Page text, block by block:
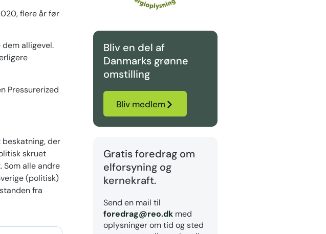
flere år før
alligevel.
Pressurerized
der
skruet
Som alle andre
(politisk)
fra
Bliv en del af
Danmarks grønne
omstilling
Bliv medlem
Gratis foredrag om
elforsyning og
kernekraft.
Send en mail til
foredrag@reo.dkmed
oplysninger om tid og sted